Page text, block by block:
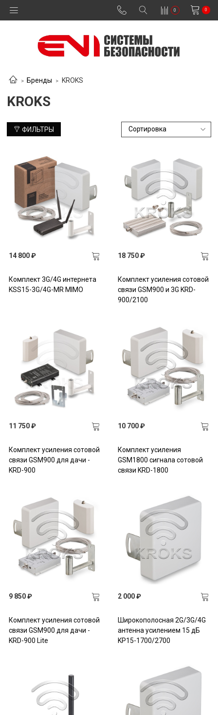
0 0
Бренды KROKS
KROKS
ФИЛЬТРЫ
14 800 ₽
Комплект 3G/4G интернета
KSS15-3G/4G-MR MIMO
18 750 ₽
Комплект усиления сотовой
связи GSM900 и 3G KRD-
900/2100
11 750 ₽
Комплект усиления сотовой
связи GSM900 для дачи -
KRD-900
10 700 ₽
Комплект усиления
GSM1800 сигнала сотовой
связи KRD-1800
9 850 ₽
Комплект усиления сотовой
связи GSM900 для дачи -
KRD-900 Lite
2 000 ₽
Широкополосная 2G/3G/4G
антенна усилением 15 дБ
KP15-1700/2700